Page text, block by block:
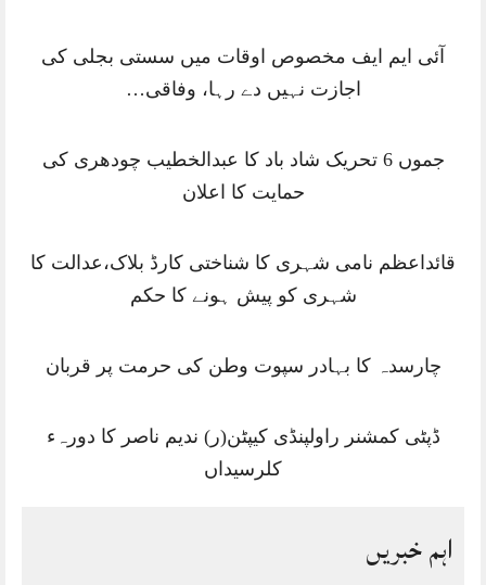
آئی ایم ایف مخصوص اوقات میں سستی بجلی کی
اجازت نہیں دے رہا، وفاقی…
جموں 6 تحریک شاد باد کا عبدالخطیب چودھری کی
حمایت کا اعلان
قائداعظم نامی شہری کا شناختی کارڈ بلاک،عدالت کا
شہری کو پیش ہونے کا حکم
چارسدہ کا بہادر سپوت وطن کی حرمت پر قربان
ڈپٹی کمشنر راولپنڈی کیپٹن(ر) ندیم ناصر کا دورہء
کلرسیداں
اہم خبریں